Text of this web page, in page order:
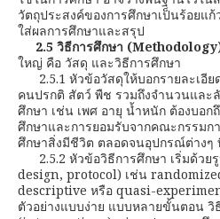
วัตถุประสงค์ของการศึกษาเป็นร้อยแ
ใส่ผลการศึกษาและสรุป
2.5 วิธีการศึกษา
ใหญ่ คือ วัสดุ และวิธีการศึกษา
2.5.1 หัวข้อวัสดุให้บอกรายละเอีย
คนปรกติ สัตว์ พืช รวมถึงจำนวนและ
ศึกษา เช่น เพศ อายุ น้ำหนัก ต้องบอก
ศึกษาและการยอมรับจากคณะกรรมก
ศึกษาสิ่งมีชีวิต ตลอดจนอุปกรณ์ต่างๆ
2.5.2 หัวข้อวิธีการศึกษา เริ่มด้วย
design, protocol) เช่น
descriptive หรือ quasi-
ตัวอย่างแบบง่าย แบบหลายขั้นตอน วิ